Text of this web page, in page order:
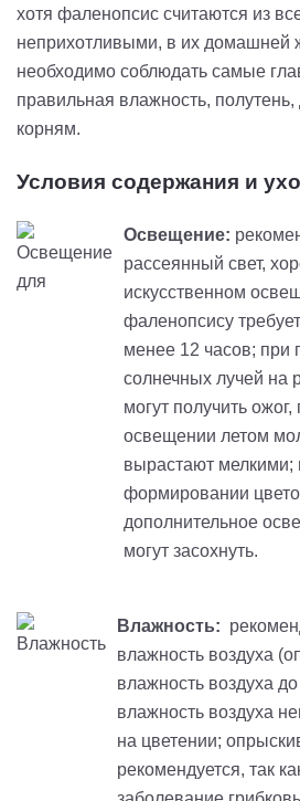
хотя фаленопсис считаются из
неприхотливыми, в их домашней
необходимо соблюдать самые
правильная влажность, полутень,
корням.
Условия содержания и
Освещение:
рассеянный свет,
искусственном
фаленопсису
менее 12 часов; при
солнечных лучей на
могут получить
освещении летом
вырастают мелкими;
формировании
дополнительное
могут засохнуть.
Влажность:
влажность воздуха
влажность воздуха
влажность воздуха
на цветении;
рекомендуется, так